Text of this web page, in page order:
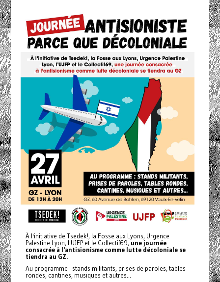
À l'initiative de Tsedek!, la Fosse aux Lyons, Urgence
Palestine Lyon, l'UJFP et le Collectif69, une journée
consacrée à l'antisionisme comme lutte décoloniale se
tiendra au GZ.
Au programme : stands militants, prises de paroles, tables
rondes, cantines, musiques et autres...